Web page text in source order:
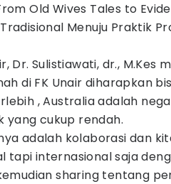
Old Wives Tales to
Menuju Praktik
Dr. Sulistiawati, dr., M.Kes
di FK Unair diharapkan
, Australia adalah
yang cukup rendah.
adalah kolaborasi dan
tapi internasional saja
sharing tentang